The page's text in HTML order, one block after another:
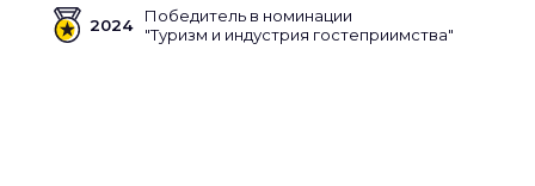
2024
Победитель в номинации
"Туризм и индустрия гостеприимства"